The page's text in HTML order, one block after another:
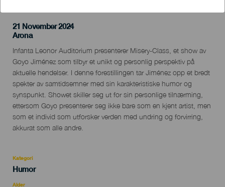
21 November 2024
Localidad
Arona
Descripción
del
evento
Infanta Leonor Auditorium presenterer Misery-Class, et show av
Goyo Jiménez som tilbyr et unikt og personlig perspektiv på
aktuelle hendelser. I denne forestillingen tar Jiménez opp et bredt
spekter av samtidsemner med sin karakteristiske humor og
synspunkt. Showet skiller seg ut for sin personlige tilnærming,
ettersom Goyo presenterer seg ikke bare som en kjent artist, men
som et individ som utforsker verden med undring og forvirring,
akkurat som alle andre.
Kategori
Categoría
evento
Humor
Alder